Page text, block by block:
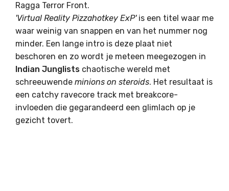
Ragga Terror Front.
'Virtual Reality Pizzahotkey ExP'is een titel waar me
waar weinig van snappen en van het nummer nog
minder. Een lange intro is deze plaat niet
beschoren en zo wordt je meteen meegezogen in
Indian Junglists chaotische wereld met
schreeuwende minions on steroids. Het resultaat is
een catchy ravecore track met breakcore-
invloeden die gegarandeerd een glimlach op je
gezicht tovert.